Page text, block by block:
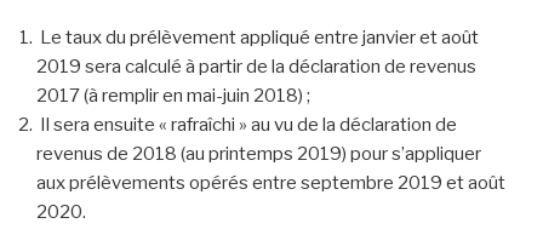
Le taux du prélèvement appliqué entre janvier et août
2019 sera calculé à partir de la déclaration de revenus
2017 (à remplir en mai-juin 2018) ;
Il sera ensuite « rafraîchi » au vu de la déclaration de
revenus de 2018 (au printemps 2019) pour s’appliquer
aux prélèvements opérés entre septembre 2019 et août
2020.